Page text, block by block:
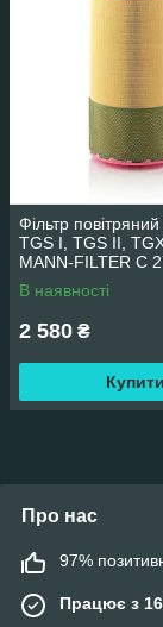
Фільтр
TGS I, TGS II,
MANN-FILTER C
В наявності
2 580 ₴
Купити
Про нас
97%
Працює з